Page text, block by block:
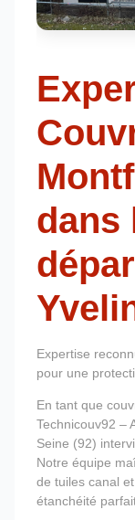
dans
Expertise
pour une
En tant que
Technicouv92 –
Seine (92)
Notre équipe
de tuiles canal
étanchéité